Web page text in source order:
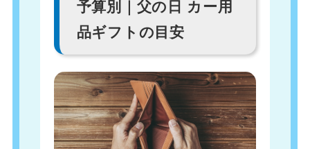
予算別｜父の日 カー用
品ギフトの目安